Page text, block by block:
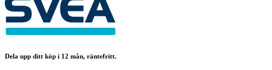
Dela upp ditt köp i 12 mån, räntefritt.